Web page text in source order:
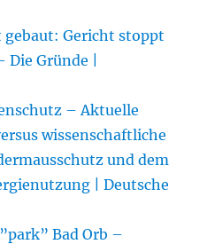
Gericht stoppt
Gründe |
– Aktuelle
wissenschaftliche
und dem
| Deutsche
Bad Orb –